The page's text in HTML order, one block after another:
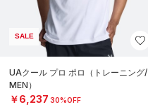
SALE
UAクール プロ ポロ（トレーニング/
MEN）
￥6,237 30%OFF